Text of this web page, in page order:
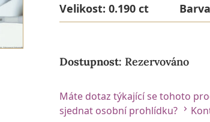
Velikost: 0.190 ct
Dostupnost: Rezervováno
Máte dotaz týkající se tohoto
sjednat osobní prohlídku?